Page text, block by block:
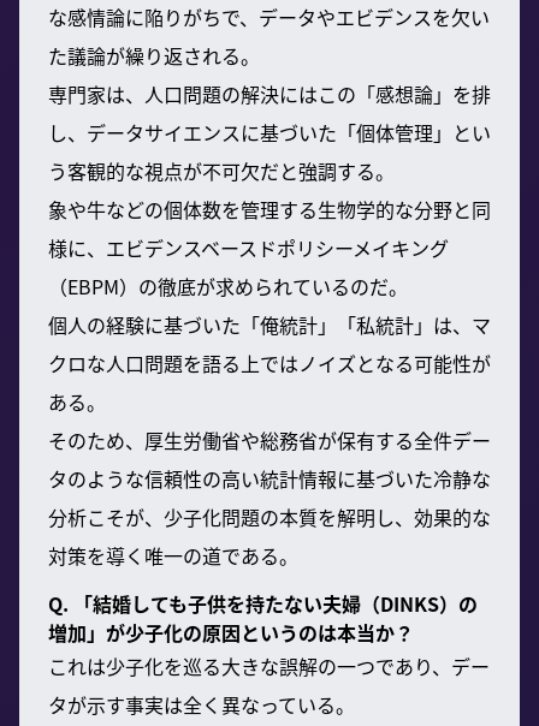
な感情論に陥りがちで、データやエビデンスを欠い
た議論が繰り返される。
専門家は、人口問題の解決にはこの「感想論」を排
し、データサイエンスに基づいた「個体管理」とい
う客観的な視点が不可欠だと強調する。
象や牛などの個体数を管理する生物学的な分野と同
様に、エビデンスベースドポリシーメイキング
（EBPM）の徹底が求められているのだ。
個人の経験に基づいた「俺統計」「私統計」は、マ
クロな人口問題を語る上ではノイズとなる可能性が
ある。
そのため、厚生労働省や総務省が保有する全件デー
タのような信頼性の高い統計情報に基づいた冷静な
分析こそが、少子化問題の本質を解明し、効果的な
対策を導く唯一の道である。
Q. 「結婚しても子供を持たない夫婦（DINKS）の
増加」が少子化の原因というのは本当か？
これは少子化を巡る大きな誤解の一つであり、デー
タが示す事実は全く異なっている。